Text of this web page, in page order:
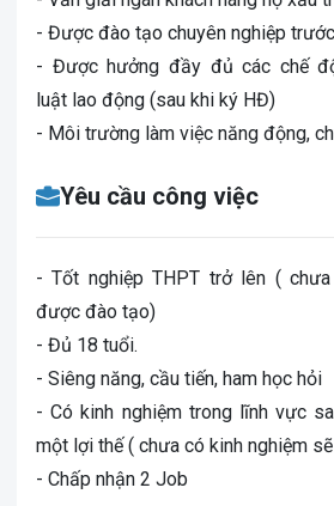
- Được đào tạo chuyên nghiệp
- Được hưởng đầy đủ các chế độ
luật lao động (sau khi ký HĐ)
- Môi trường làm việc năng động,
Yêu cầu công việc
- Tốt nghiệp THPT trở lên (
được đào tạo)
- Đủ 18 tuổi.
- Siêng năng, cầu tiến, ham học hỏi
- Có kinh nghiệm trong lĩnh vực
một lợi thế ( chưa có kinh nghiệm
- Chấp nhận 2 Job